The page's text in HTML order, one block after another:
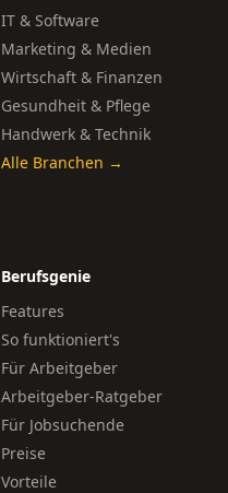
IT & Software
Marketing & Medien
Wirtschaft & Finanzen
Gesundheit & Pflege
Handwerk & Technik
Alle Branchen →
Berufsgenie
Features
So funktioniert's
Für Arbeitgeber
Arbeitgeber-Ratgeber
Für Jobsuchende
Preise
Vorteile